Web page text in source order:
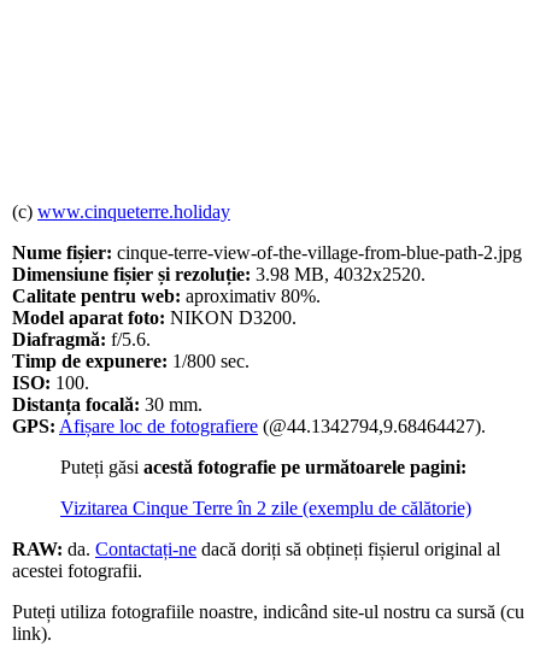
(c) www.cinqueterre.holiday
Nume fișier: cinque-terre-view-of-the-village-from-blue-path-2.jpg
Dimensiune fișier și rezoluție: 3.98 MB, 4032x2520.
Calitate pentru web: aproximativ 80%.
Model aparat foto: NIKON D3200.
Diafragmă: f/5.6.
Timp de expunere: 1/800 sec.
ISO: 100.
Distanța focală: 30 mm.
GPS: Afișare loc de fotografiere (@44.1342794,9.68464427).
Puteți găsi acestă fotografie pe următoarele pagini:
Vizitarea Cinque Terre în 2 zile (exemplu de călătorie)
RAW: da. Contactați-ne dacă doriți să obțineți fișierul original al
acestei fotografii.
Puteți utiliza fotografiile noastre, indicând site-ul nostru ca sursă (cu
link).